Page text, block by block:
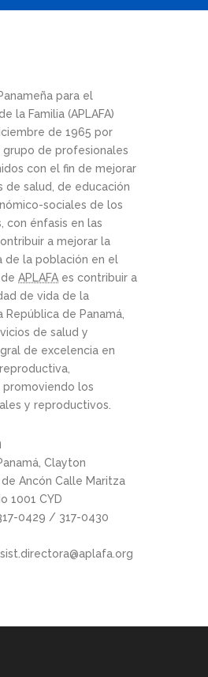
para el
la Familia (APLAFA)
de 1965 por
grupo de profesionales
con el fin de mejorar
de salud, de educación
sociales de los
con énfasis en las
a mejorar la
de la población en el
APLAFA es contribuir a
de vida de la
de Panamá,
de salud y
de excelencia en
los
y reproductivos.
Clayton
Ancón Calle Maritza
1001 CYD
0429 / 317-0430